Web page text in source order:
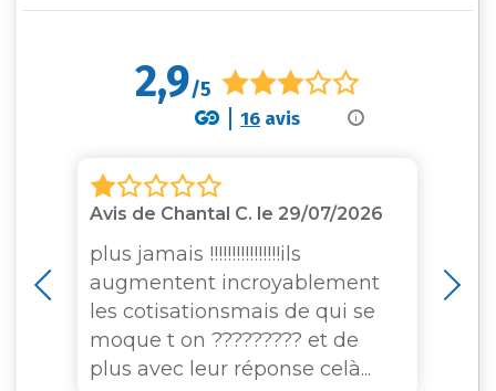
i
2,9/5
16 avis
Avis de Chantal C. le 29/07/2026
plus jamais !!!!!!!!!!!!!!!!ils
augmentent incroyablement
les cotisationsmais de qui se
moque t on ????????? et de
plus avec leur réponse celà...